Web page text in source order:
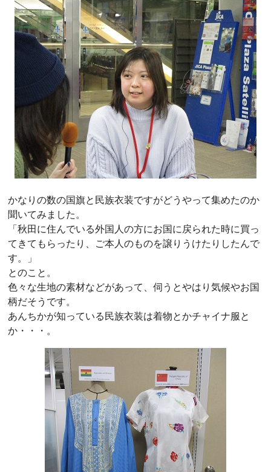
かなりの数の国旗と民族衣装ですがどうやって集めたのか
聞いてみました。
「秋田に住んでいる外国人の方にお国に戻られた時に買っ
てきてもらったり、ご本人のものを譲りうけたりしたんで
す。」
とのこと。
色々な生地の素材などがあって、伺うとやはり気候やお国
柄だそうです。
あんちかが知っている民族衣装は着物とかチャイナ服と
か・・・。